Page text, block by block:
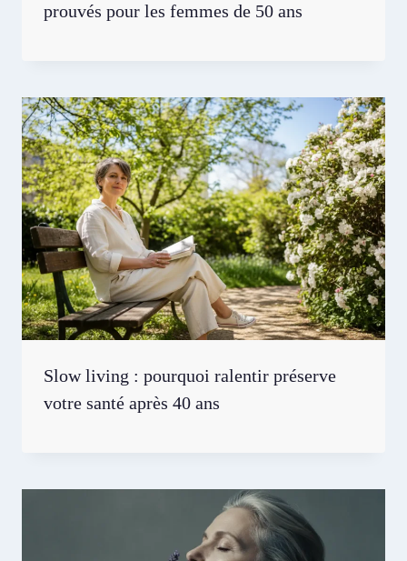
prouvés pour les femmes de 50 ans
Slow living : pourquoi ralentir préserve
votre santé après 40 ans